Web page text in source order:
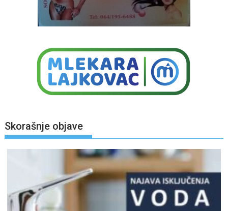
Skorašnje objave